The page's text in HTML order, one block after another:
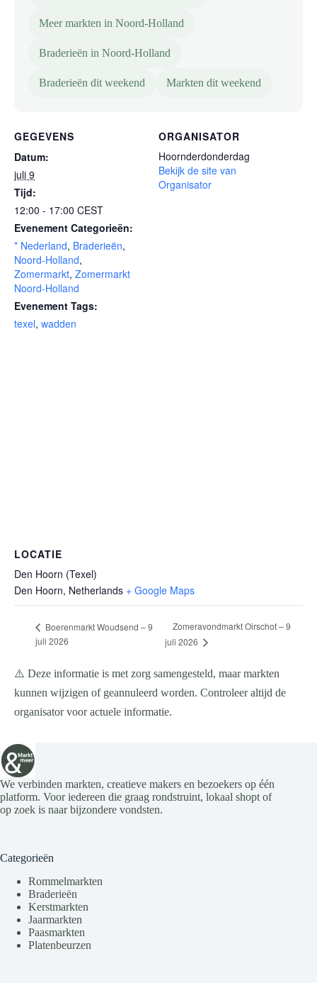
Meer markten in Noord-Holland
Braderieën in Noord-Holland
Braderieën dit weekend Markten dit weekend
GEGEVENS
Datum:
juli 9
Tijd:
12:00 - 17:00 CEST
Evenement Categorieën:
* Nederland, Braderieën,
Noord-Holland,
Zomermarkt, Zomermarkt
Noord-Holland
Evenement Tags:
texel, wadden
ORGANISATOR
Hoornderdonderdag
Bekijk de site van
Organisator
LOCATIE
Den Hoorn (Texel)
Den Hoorn, Netherlands + Google Maps
Boerenmarkt Woudsend – 9
juli 2026
Zomeravondmarkt Oirschot – 9
juli 2026
⚠️ Deze informatie is met zorg samengesteld, maar markten
kunnen wijzigen of geannuleerd worden. Controleer altijd de
organisator voor actuele informatie.
We verbinden markten, creatieve makers en bezoekers op één
platform. Voor iedereen die graag rondstruint, lokaal shopt of
op zoek is naar bijzondere vondsten.
Categorieën
Rommelmarkten
Braderieën
Kerstmarkten
Jaarmarkten
Paasmarkten
Platenbeurzen